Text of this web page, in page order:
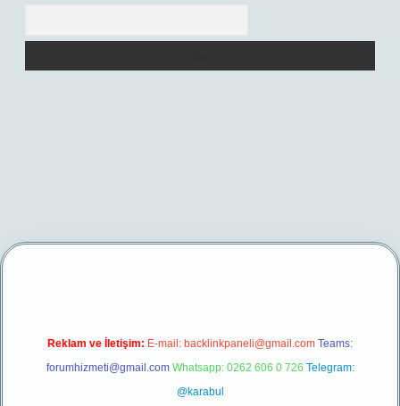
yeni giriş
Reklam ve İletişim: E-mail: backlinkpaneli@gmail.com Teams:
forumhizmeti@gmail.com Whatsapp: 0262 606 0 726 Telegram:
@karabul